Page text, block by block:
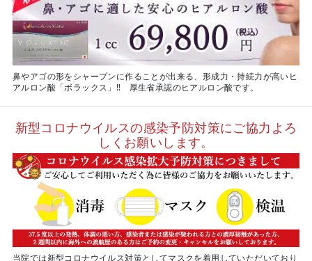
鼻やアゴの形をシャープンに作ることが出来る、形成力・持続力が高いヒ
アルロン酸「ボラックス」‼ 厚生省承認のヒアルロン酸です。
新型コロナウイルスの感染予防対策にご協力よろ
しくお願いします。
当院では新型コロナウイルス対策としてマスクを着用していただいており